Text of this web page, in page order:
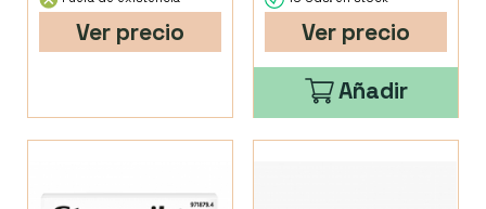
Ver precio Ver precio
Añadir